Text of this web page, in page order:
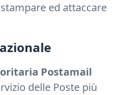
ed attaccare
Postamail
delle Poste più